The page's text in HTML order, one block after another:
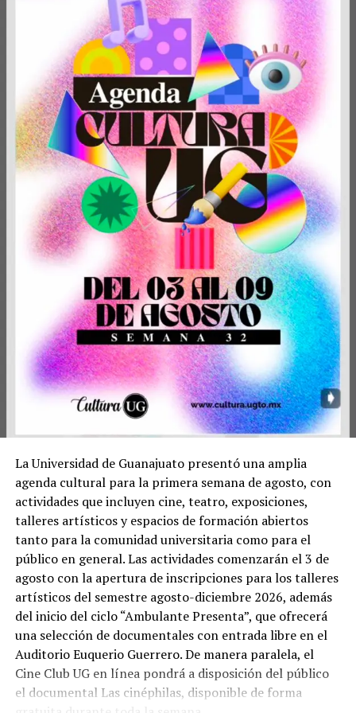
La Universidad de Guanajuato presentó una amplia
agenda cultural para la primera semana de agosto, con
actividades que incluyen cine, teatro, exposiciones,
talleres artísticos y espacios de formación abiertos
tanto para la comunidad universitaria como para el
público en general. Las actividades comenzarán el 3 de
agosto con la apertura de inscripciones para los talleres
artísticos del semestre agosto-diciembre 2026, además
del inicio del ciclo “Ambulante Presenta”, que ofrecerá
una selección de documentales con entrada libre en el
Auditorio Euquerio Guerrero. De manera paralela, el
Cine Club UG en línea pondrá a disposición del público
el documental Las cinéphilas, disponible de forma